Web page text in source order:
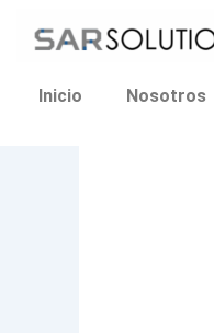
Inicio Nosotros